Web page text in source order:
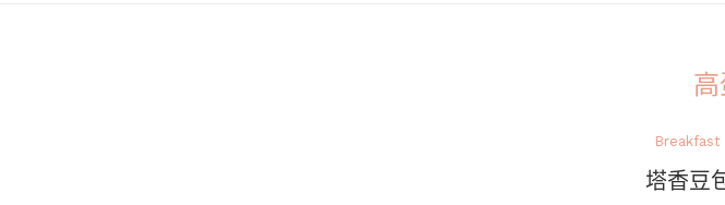
Breakfast
塔香豆